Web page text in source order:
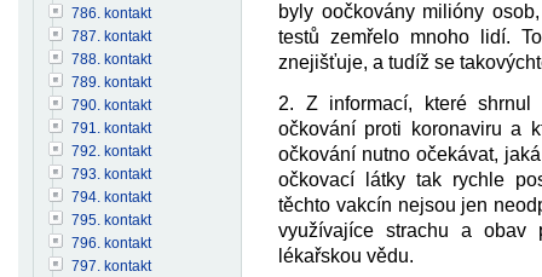
byly oočkovány milióny
testů zemřelo mnoho lidí.
znejišťuje, a tudíž se
2. Z informací, které
očkování proti koronaviru a
očkování nutno očekávat,
očkovací látky tak rychle
těchto vakcín nejsou jen
využívajíce strachu a obav
lékařskou vědu.
786. kontakt
787. kontakt
788. kontakt
789. kontakt
790. kontakt
791. kontakt
792. kontakt
793. kontakt
794. kontakt
795. kontakt
796. kontakt
797. kontakt